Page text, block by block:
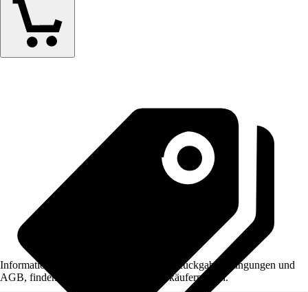
Informationen des Verkäufers, wie z. B. Rückgabebedingungen und
AGB, finden Sie bei Klick auf den Verkäufernamen.